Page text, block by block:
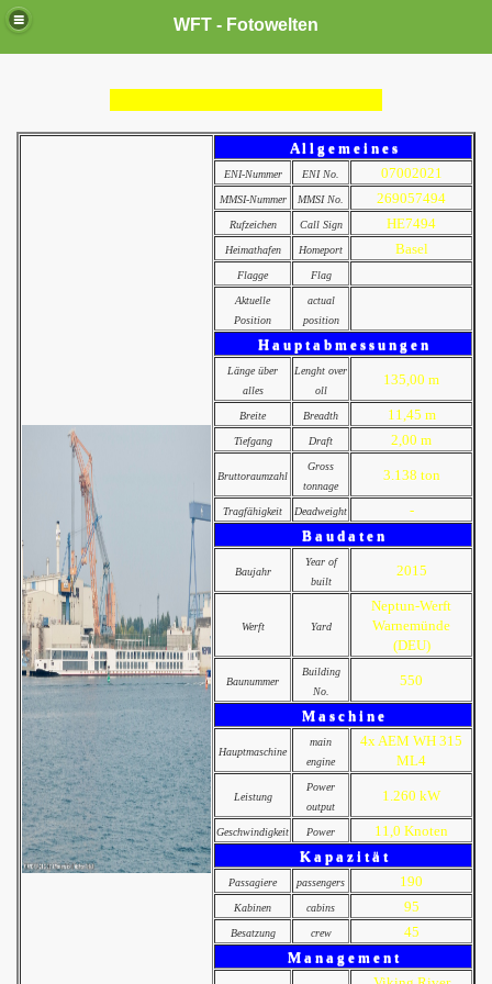
WFT - Fotowelten
A l l g e m e i n e s
ENI-Nummer ENI No. 07002021
MMSI-Nummer MMSI No. 269057494
Rufzeichen Call Sign HE7494
Heimathafen Homeport Basel
Flagge Flag
Aktuelle
Position
actual
position
H a u p t a b m e s s u n g e n
Länge über
alles
Lenght over
oll
135,00 m
Breite Breadth 11,45 m
Tiefgang Draft 2,00 m
Bruttoraumzahl
Gross
tonnage
3.138 ton
Tragfähigkeit Deadweight
-
B a u d a t e n
Baujahr
Year of
built
2015
Werft Yard
Neptun-Werft
Warnemünde
(DEU)
Baunummer
Building
No.
550
M a s c h i n e
Hauptmaschine
main
engine
4x AEM WH 315
ML4
Leistung
Power
output
1.260 kW
Geschwindigkeit Power
11,0 Knoten
K a p a z i t ä t
Passagiere passengers 190
Kabinen cabins 95
Besatzung crew
45
M a n a g e m e n t